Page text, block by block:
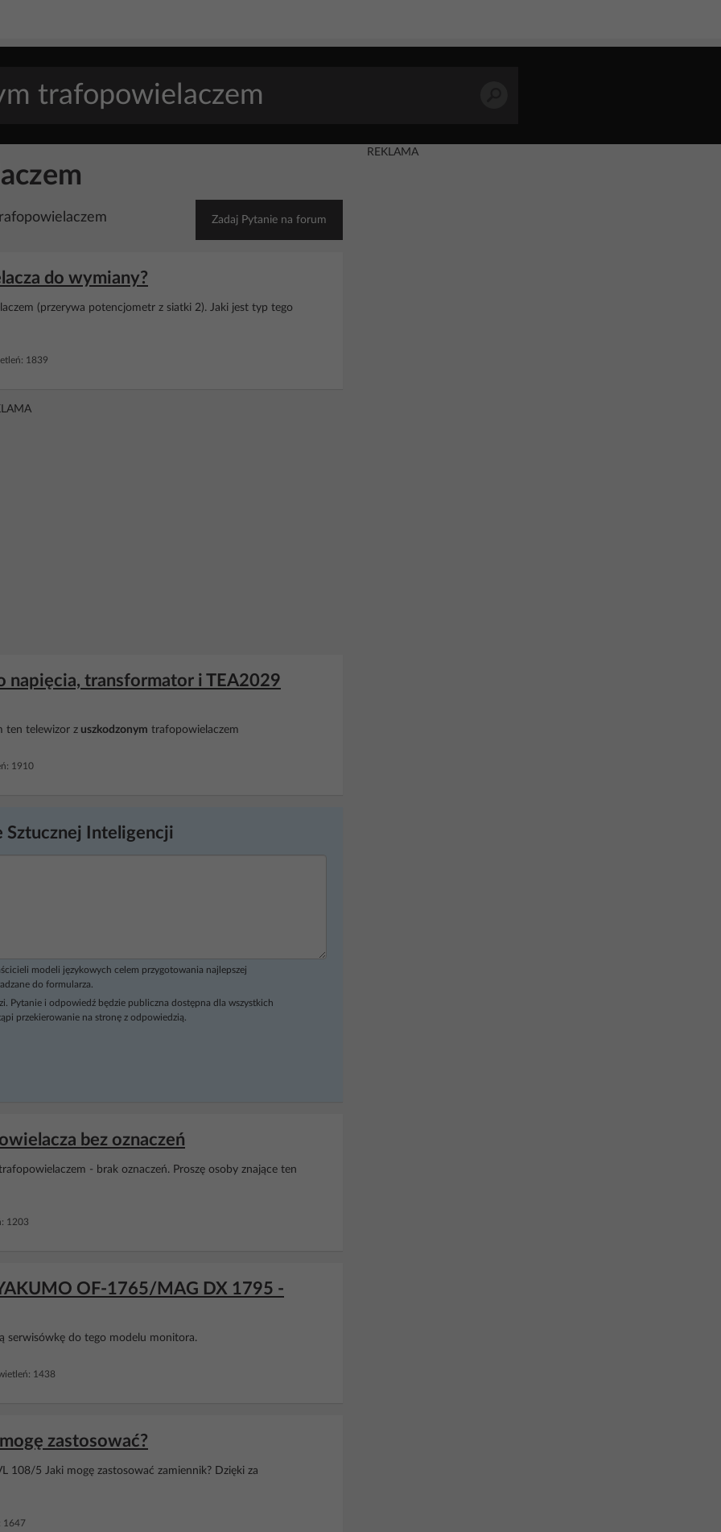
Zadaj Pytanie na forum
do wymiany?
(przerywa potencjometr z siatki 2). Jaki jest typ tego
1839
napięcia, transformator i TEA2029
ten telewizor z uszkodzonym trafopowielaczem
1910
Sztucznej Inteligencji
modeli językowych celem przygotowania najlepszej
do formularza.
Pytanie i odpowiedź będzie publiczna dostępna dla wszystkich
przekierowanie na stronę z odpowiedzią.
bez oznaczeń
- brak oznaczeń. Proszę osoby znające ten
1203
OF-1765/MAG DX 1795 -
serwisówkę do tego modelu monitora.
1438
zastosować?
108/5 Jaki mogę zastosować zamiennik? Dzięki za
1647
REKLAMA